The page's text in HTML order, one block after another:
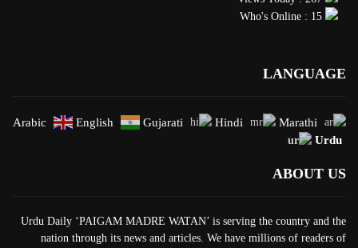
LANGUAGE
Arabic English Gujarati Hindi
Marathi
Urdu
ABOUT US
Urdu Daily ‘PAIGAM MADRE WATAN’ is serving the country and the
nation through its news and articles. We have millions of readers of